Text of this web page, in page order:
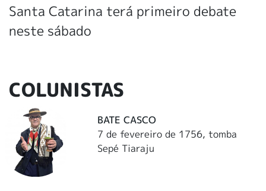
Santa Catarina terá primeiro debate
neste sábado
COLUNISTAS
BATE CASCO
7 de fevereiro de 1756, tomba
Sepé Tiaraju